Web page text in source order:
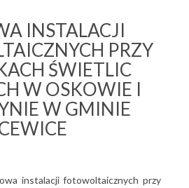
INSTALACJI
PRZY
ŚWIETLIC
W OSKOWIE I
W GMINIE
instalacji fotowoltaicznych przy